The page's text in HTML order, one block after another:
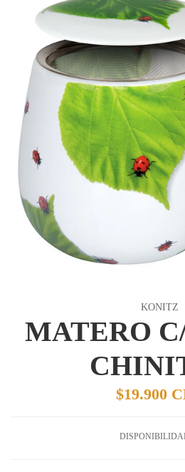
KONITZ
MATERO
$19.900